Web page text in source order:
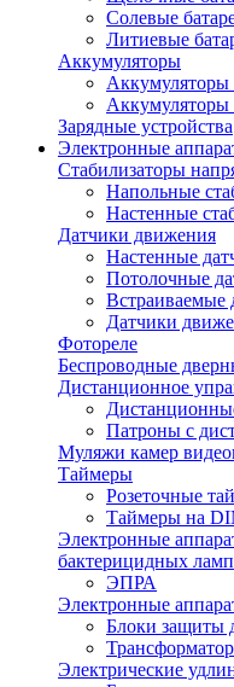
Солевые
Литиевые
Аккумуляторы
Зарядные устройства
Электронные
Стабилизаторы
Напольные
Настенные
Датчики движения
Настенные
Потолочные
Встраиваемые
Датчики
Фотореле
Беспроводные
Дистанционное
Патроны с
Муляжи камер
Таймеры
Розеточные
Таймеры на
Электронные
бактерицидных ламп
ЭПРА
Электронные
Блоки защиты
Электрические